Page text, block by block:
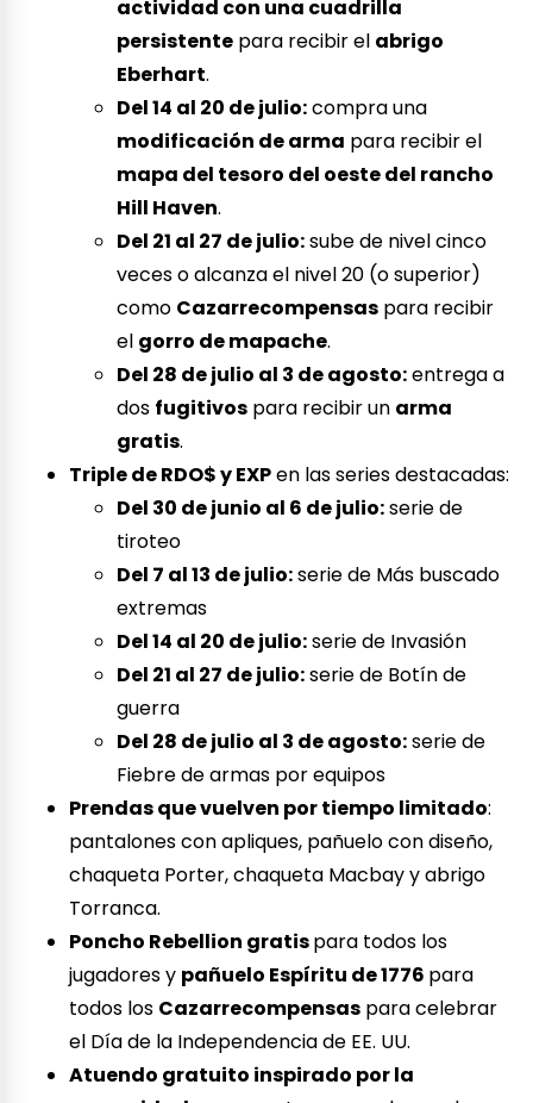
actividad con una cuadrilla
persistente para recibir el abrigo
Eberhart.
Del 14 al 20 de julio:compra una
modificación de arma para recibir el
mapa del tesoro del oeste del rancho
Hill Haven.
Del 21 al 27 de julio:sube de nivel cinco
veces o alcanza el nivel 20 (o superior)
como Cazarrecompensas para recibir
el gorro de mapache.
Del 28 de julio al 3 de agosto:entrega a
dos fugitivos para recibir un arma
gratis.
Triple de RDO$ y EXPen las series destacadas:
Del 30 de junio al 6 de julio:serie de
tiroteo
Del 7 al 13 de julio:serie de Más buscado
extremas
Del 14 al 20 de julio:serie de Invasión
Del 21 al 27 de julio:serie de Botín de
guerra
Del 28 de julio al 3 de agosto:serie de
Fiebre de armas por equipos
Prendas que vuelven por tiempo limitado:
pantalones con apliques, pañuelo con diseño,
chaqueta Porter, chaqueta Macbay y abrigo
Torranca.
Poncho Rebellion gratispara todos los
jugadores y pañuelo Espíritu de 1776 para
todos los Cazarrecompensas para celebrar
el Día de la Independencia de EE. UU.
Atuendo gratuito inspirado por la